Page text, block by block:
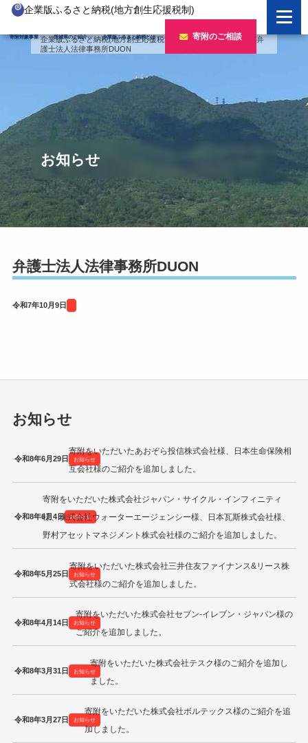
企業版ふるさと納税(地方創生応援税制)
寄附対象事業 茨城県のご紹介 企業版ふるさと納税とは 寄附のご相談
企業版ふるさと納税とは
制度の概要
企業版ふるさと納税(人材派遣型)
寄附をいただいた企業様
寄附対象事業のご紹介
新しい豊かさを推進する事業
新しい安心安全を推進する事業
新しい人財育成を推進する事業
新しい夢・希望を推進する事業
事業検索フォーム
茨城県のご紹介
茨城のポテンシャル
「新しい茨城」への4つのチャレンジ
寄附をいただいた企業様
令和7年度寄附企業一覧
令和6年度寄附企業一覧
令和5年度寄附企業一覧
令和4年度寄附企業一覧
企業版ふるさと納税(地方創生応援税制) >バナー>令和7年度
弁
護士法人法律事務所DUON
お知らせ
弁護士法人法律事務所DUON
令和7年10月9日
お知らせ
令和8年6月29日 お知らせ
寄附をいただいたあおぞら投信株式会社様、日本生命保険相
互会社様のご紹介を追加しました。
令和8年6月4日 お知らせ
寄附をいただいた株式会社ジャパン・サイクル・インフィニティ
様、株式会社ウォーターエージェンシー様、日本瓦斯株式会社様、
野村アセットマネジメント株式会社様のご紹介を追加しました。
令和8年5月25日 お知らせ
寄附をいただいた株式会社三井住友ファイナンス&リース株
式会社様のご紹介を追加しました。
令和8年4月14日 お知らせ
寄附をいただいた株式会社セブン‐イレブン・ジャパン様の
ご紹介を追加しました。
令和8年3月31日 お知らせ
寄附をいただいた株式会社テスク様のご紹介を追加し
ました。
令和8年3月27日 お知らせ
寄附をいただいた株式会社ボルテックス様のご紹介を追
加しました。